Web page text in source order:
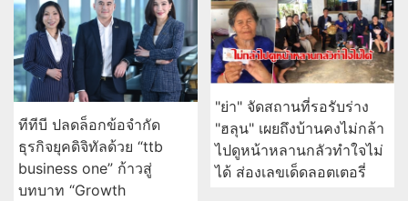
ทีทีบี ปลดล็อกข้อจำกัด
ธุรกิจยุคดิจิทัลด้วย “ttb
business one” ก้าวสู่
บทบาท “Growth
"ย่า" จัดสถานที่รอรับร่าง
"ฮลุน" เผยถึงบ้านคงไม่กล้า
ไปดูหน้าหลานกลัวทำใจไม่
ได้ ส่องเลขเด็ดลอตเตอรี่